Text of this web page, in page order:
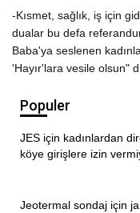
-Kısmet, sağlık, iş için
dualar bu defa
Baba'ya seslenen
'Hayır'lara vesile olsun"
Populer
JES için kadınlardan
köye girişlere izin
Jeotermal sondaj için